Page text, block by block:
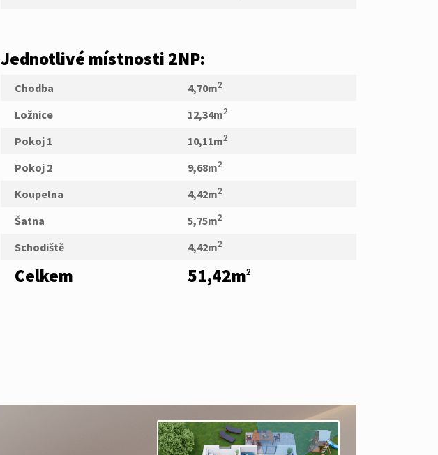
Jednotlivé místnosti 2NP:
Chodba 4,70m2
Ložnice 12,34m2
Pokoj 1 10,11m2
Pokoj 2 9,68m2
Koupelna 4,42m2
Šatna 5,75m2
Schodiště 4,42m2
Celkem 51,42m2